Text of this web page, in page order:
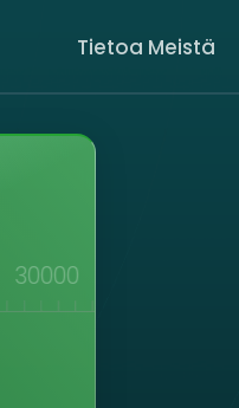
Tietoa Meistä
30000